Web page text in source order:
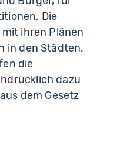
Die
ihren Plänen
in den Städten.
die
dazu
dem Gesetz